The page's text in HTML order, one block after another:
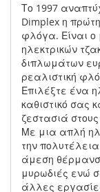
Το 1997
Dimplex η
φλόγα. Είναι
ηλεκτρικών
διπλωμάτων
ρεαλιστική
Επιλέξτε ένα
καθιστικό σας
ζεστασιά
Με μια απλή
την πολυτέλεια
άμεση
μυρωδιές ενώ
άλλες